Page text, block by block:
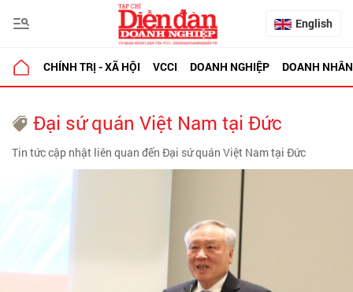
English
CHÍNH TRỊ - XÃ HỘI VCCI DOANH NGHIỆP DOANH NHÂN
Đại sứ quán Việt Nam tại Đức
Tin tức cập nhật liên quan đến Đại sứ quán Việt Nam tại Đức